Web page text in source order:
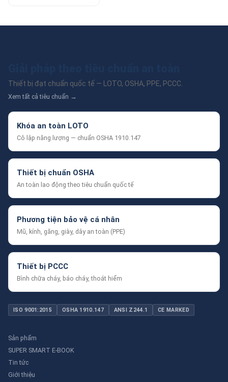
Thiết bị đạt chuẩn quốc tế — LOTO, OSHA, PPE, PCCC.
Xem tất cả tiêu chuẩn →
Khóa an toàn LOTO
Cô lập năng lượng — chuẩn OSHA 1910.147
Thiết bị chuẩn OSHA
An toàn lao động theo tiêu chuẩn quốc tế
Phương tiện bảo vệ cá nhân
Mũ, kính, găng, giày, dây an toàn (PPE)
Thiết bị PCCC
Bình chữa cháy, báo cháy, thoát hiểm
ISO 9001:2015 OSHA 1910.147 ANSI Z244.1 CE MARKED
Sản phẩm
SUPER SMART E-BOOK
Tin tức
Giới thiệu